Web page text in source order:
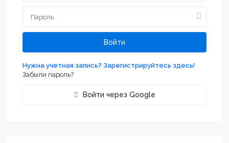
Войти
Нужна учетная запись? Зарегистрируйтесь здесь!
Забыли пароль?
Войти через Google